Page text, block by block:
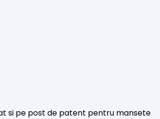
si pe post de patent pentru mansete